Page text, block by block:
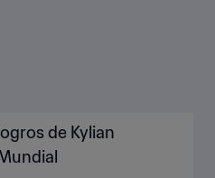
de Kylian